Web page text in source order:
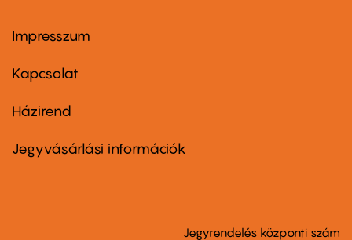
Footer
first
Impresszum
Kapcsolat
Footer
second
Házirend
Jegyvásárlási információk
Jegyrendelés központi szám